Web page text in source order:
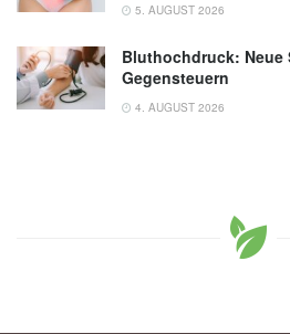
5. AUGUST 2026
Bluthochdruck: Neue
Gegensteuern
4. AUGUST 2026